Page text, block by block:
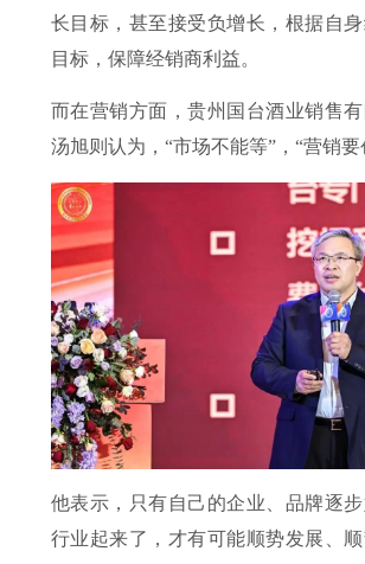
长目标，甚至接受负增长，根据自
目标，保障经销商利益。
而在营销方面，贵州国台酒业销售
汤旭则认为，“市场不能等”，“营销要
他表示，只有自己的企业、品牌逐
行业起来了，才有可能顺势发展、